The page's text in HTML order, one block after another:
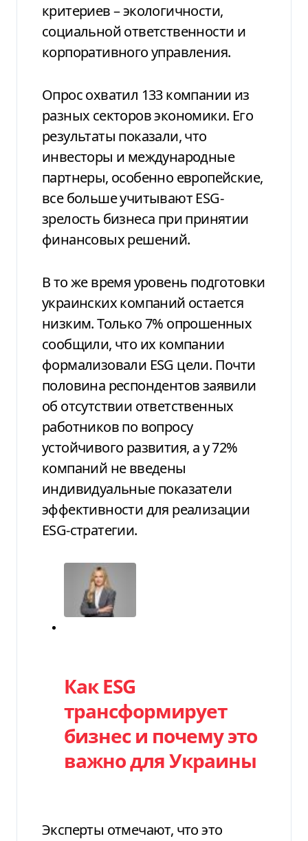
критериев– экологичности,
социальной ответственности и
корпоративного управления.
Опрос охватил 133 компании из
разных секторов экономики. Его
результаты показали, что
инвесторы и международные
партнеры, особенно европейские,
все больше учитывают ESG-
зрелость бизнеса при принятии
финансовых решений.
В то же время уровень подготовки
украинских компаний остается
низким. Только 7% опрошенных
сообщили, что их компании
формализовали ESG цели. Почти
половина респондентов заявили
об отсутствии ответственных
работников по вопросу
устойчивого развития, а у 72%
компаний не введены
индивидуальные показатели
эффективности для реализации
ESG-стратегии.
Как ESG
трансформирует
бизнес и почему это
важно для Украины
Эксперты отмечают, что это